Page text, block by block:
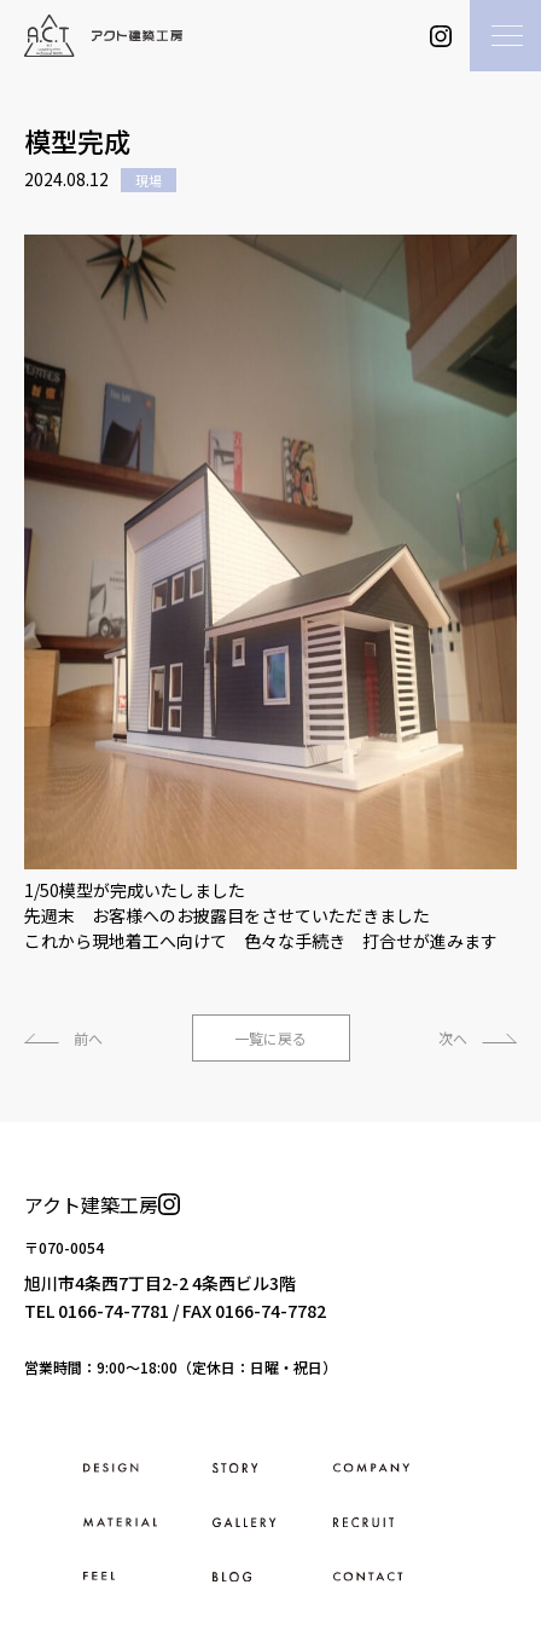
模型完成
2024.08.12 現場
1/50模型が完成いたしました
先週末 お客様へのお披露目をさせていただきました
これから現地着工へ向けて 色々な手続き 打合せが進みます
前へ 一覧に戻る 次へ
アクト建築工房
〒070-0054
旭川市4条西7丁目2-2 4条西ビル3階
TEL 0166-74-7781 / FAX 0166-74-7782
営業時間：9:00〜18:00（定休日：日曜・祝日）